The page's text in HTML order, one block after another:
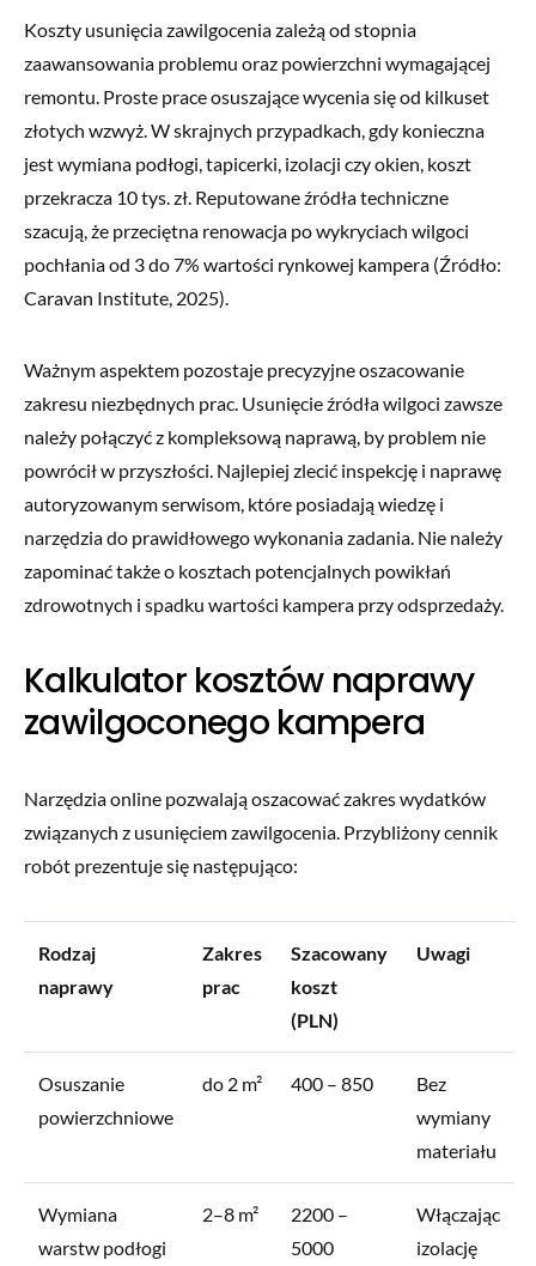
Koszty usunięcia zawilgocenia zależą od stopnia
zaawansowania problemu oraz powierzchni wymagającej
remontu. Proste prace osuszające wycenia się od kilkuset
złotych wzwyż. W skrajnych przypadkach, gdy konieczna
jest wymiana podłogi, tapicerki, izolacji czy okien, koszt
przekracza 10 tys. zł. Reputowane źródła techniczne
szacują, że przeciętna renowacja po wykryciach wilgoci
pochłania od 3 do 7% wartości rynkowej kampera (Źródło:
Caravan Institute, 2025).
Ważnym aspektem pozostaje precyzyjne oszacowanie
zakresu niezbędnych prac. Usunięcie źródła wilgoci zawsze
należy połączyć z kompleksową naprawą, by problem nie
powrócił w przyszłości. Najlepiej zlecić inspekcję i naprawę
autoryzowanym serwisom, które posiadają wiedzę i
narzędzia do prawidłowego wykonania zadania. Nie należy
zapominać także o kosztach potencjalnych powikłań
zdrowotnych i spadku wartości kampera przy odsprzedaży.
Kalkulator kosztów naprawy
zawilgoconego kampera
Narzędzia online pozwalają oszacować zakres wydatków
związanych z usunięciem zawilgocenia. Przybliżony cennik
robót prezentuje się następująco:
Rodzaj
naprawy
Zakres
prac
Szacowany
koszt
(PLN)
Uwagi
Osuszanie
powierzchniowe
do 2 m² 400 – 850
Bez
wymiany
materiału
Wymiana
warstw podłogi
2–8 m²
2200 –
5000
Włączając
izolację